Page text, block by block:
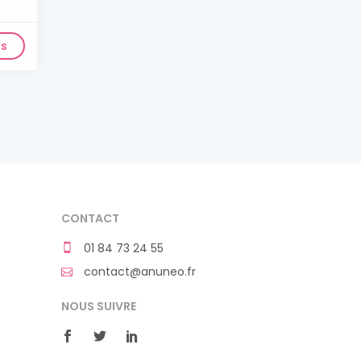
CONTACT
01 84 73 24 55
contact@anuneo.fr
NOUS SUIVRE